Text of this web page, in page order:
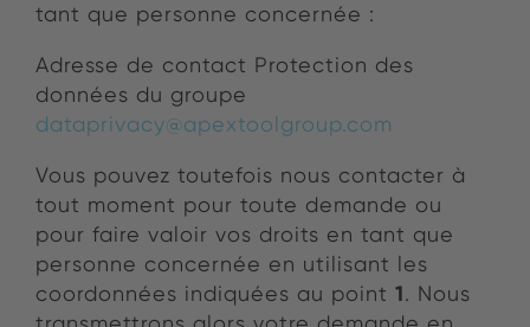
tant que personne concernée :
Adresse de contact Protection des
données du groupe
dataprivacy@apextoolgroup.com
Vous pouvez toutefois nous contacter à
tout moment pour toute demande ou
pour faire valoir vos droits en tant que
personne concernée en utilisant les
coordonnées indiquées au point 1. Nous